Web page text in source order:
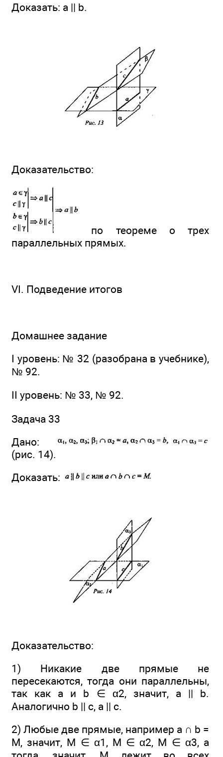
Доказать: а || b.
Доказательство:
по теореме о трех
параллельных прямых.
VI. Подведение итогов
Домашнее задание
I уровень: № 32 (разобрана в учебнике),
№ 92.
II уровень: № 33, № 92.
Задача 33
Дано:
(рис. 14).
Доказать:
Доказательство:
1) Никакие две прямые не
пересекаются, тогда они параллельны,
так как а и b ∈ α2, значит, а || b.
Аналогично b || с, а || с.
2) Любые две прямые, например а ∩ b =
М, значит, М ∈ α1, М ∈ α2, M ∈ α3, а